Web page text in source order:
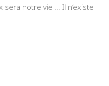
sera notre vie … Il n’existe